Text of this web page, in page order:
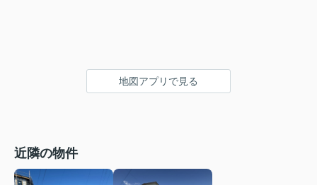
地図アプリで見る
近隣の物件